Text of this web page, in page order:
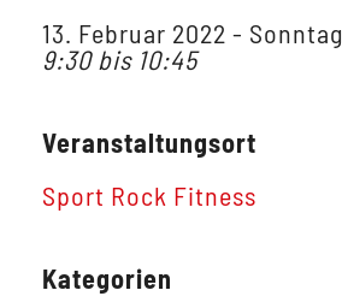
13. Februar 2022 - Sonntag
9:30 bis 10:45
Veranstaltungsort
Sport Rock Fitness
Kategorien